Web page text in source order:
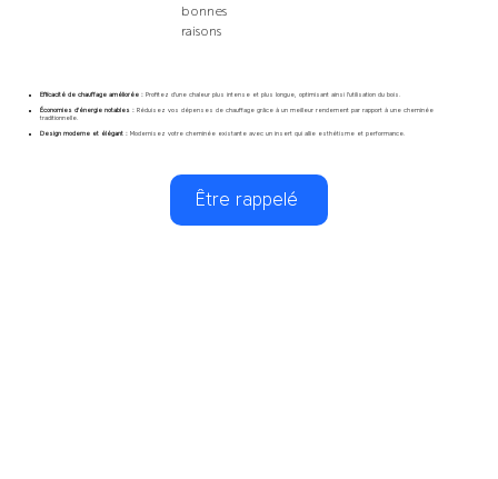
bonnes
raisons
Efficacité de chauffage améliorée :Profitez d'une chaleur plus intense et plus longue, optimisant ainsi l'utilisation du bois.
Économies d'énergie notables :Réduisez vos dépenses de chauffage grâce à un meilleur rendement par rapport à une cheminée
traditionnelle.
Design moderne et élégant :Modernisez votre cheminée existante avec un insert qui allie esthétisme et performance.
Être rappelé